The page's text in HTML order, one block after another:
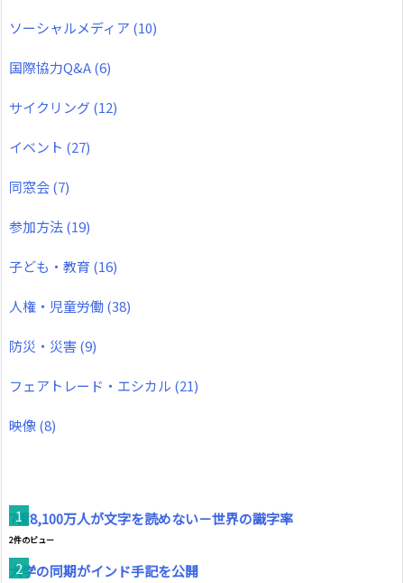
ソーシャルメディア (10)
国際協力Q&A(6)
サイクリング(12)
イベント (27)
同窓会(7)
参加方法(19)
子ども・教育 (16)
人権・児童労働(38)
防災・災害(9)
フェアトレード・エシカル (21)
映像(8)
7億8,100万人が文字を読めない－世界の識字率
2件のビュー
大学の同期がインド手記を公開